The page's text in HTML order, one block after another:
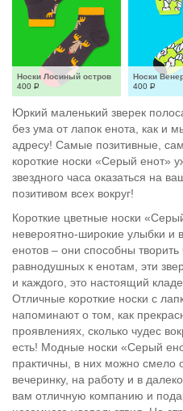
Носки Лосиный остров
400 Р
Носки
400 Р
Юркий маленький зверек
без ума от лапок енота, как и
адресу! Самые позитивные,
короткие носки «Серый енот»
звездного часа оказаться на
позитивом всех вокруг!
Короткие цветные носки
невероятно-широкие улыбки и
енотов – они способны
равнодушных к енотам, эти
и каждого, это настоящий
Отличные короткие носки с
напоминают о том, как
проявлениях, сколько чудес
есть! Модные носки «Серый
практичны, в них можно смело
вечеринку, на работу и в
вам отличную компанию и